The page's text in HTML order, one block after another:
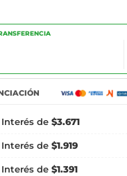
de $3.671
de $1.919
de $1.391